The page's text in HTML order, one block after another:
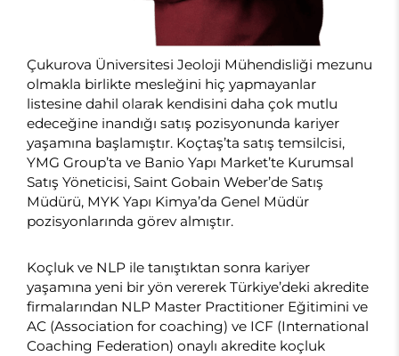
Çukurova Üniversitesi Jeoloji Mühendisliği mezunu
olmakla birlikte mesleğini hiç yapmayanlar
listesine dahil olarak kendisini daha çok mutlu
edeceğine inandığı satış pozisyonunda kariyer
yaşamına başlamıştır. Koçtaş’ta satış temsilcisi,
YMG Group’ta ve Banio Yapı Market’te Kurumsal
Satış Yöneticisi, Saint Gobain Weber’de Satış
Müdürü, MYK Yapı Kimya’da Genel Müdür
pozisyonlarında görev almıştır.
Koçluk ve NLP ile tanıştıktan sonra kariyer
yaşamına yeni bir yön vererek Türkiye’deki akredite
firmalarından NLP Master Practitioner Eğitimini ve
AC (Association for coaching) ve ICF (International
Coaching Federation) onaylı akredite koçluk